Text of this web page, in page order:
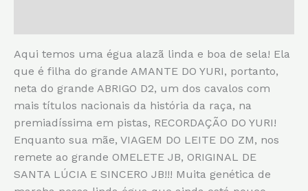
Aqui temos uma égua alazã linda e boa de sela! Ela
que é filha do grande AMANTE DO YURI, portanto,
neta do grande ABRIGO D2, um dos cavalos com
mais títulos nacionais da história da raça, na
premiadíssima em pistas, RECORDAÇÃO DO YURI!
Enquanto sua mãe, VIAGEM DO LEITE DO ZM, nos
remete ao grande OMELETE JB, ORIGINAL DE
SANTA LÚCIA E SINCERO JB!!! Muita genética de